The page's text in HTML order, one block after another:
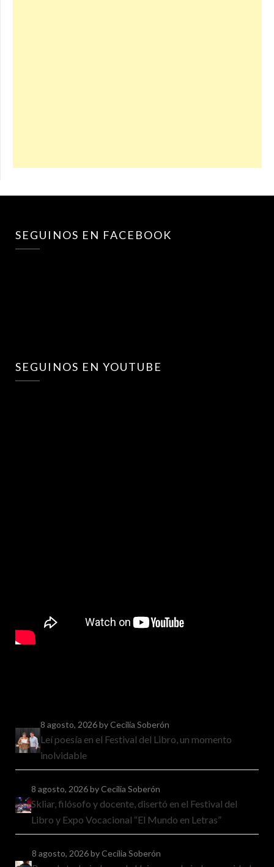
SEGUINOS EN FACEBOOK
SEGUINOS EN YOUTUBE
8 agosto, 2026by Cecilia Soberón
Leí poesía en el Festival del Libro, un momento
inolvidable
8 agosto, 2026by Cecilia Soberón
Skliar, filósofo y docente, disertó en el Festival del
Libro y Expo Vocacional “El Mundo en Letras”
8 agosto, 2026by Cecilia Soberón